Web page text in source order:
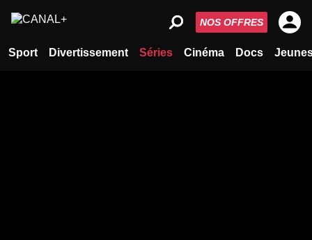
Sport Divertissement Séries Cinéma Docs
NOS OFFRES